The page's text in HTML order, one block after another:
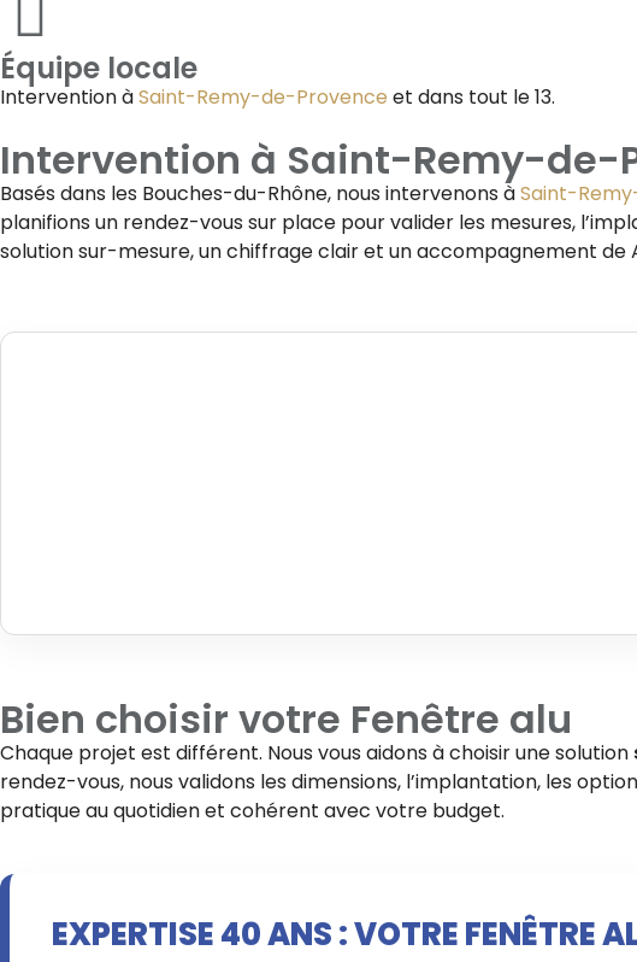
Équipe locale
Intervention àSaint-Remy-de-Provence et dans tout le 13.
Intervention à Saint-Remy-de-
Basés dans les Bouches-du-Rhône, nous intervenons àSaint-
planifions un rendez-vous sur place pour valider les mesures,
solution sur-mesure, un chiffrage clair et un accompagnement de
Bien choisir votre Fenêtre alu
Chaque projet est différent. Nous vous aidons à choisir une solution
rendez-vous, nous validons les dimensions, l’implantation, les
pratique au quotidien et cohérent avec votre budget.
EXPERTISE 40 ANS : VOTRE FENÊTRE